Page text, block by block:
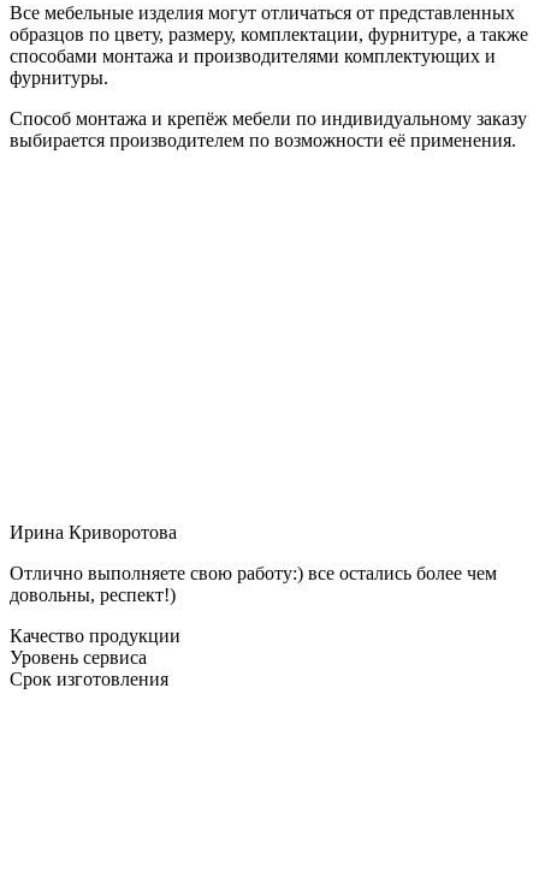
Все мебельные изделия могут отличаться от представленных
образцов по цвету, размеру, комплектации, фурнитуре, а также
способами монтажа и производителями комплектующих и
фурнитуры.
Способ монтажа и крепёж мебели по индивидуальному заказу
выбирается производителем по возможности её применения.
Ирина Криворотова
Отлично выполняете свою работу:) все остались более чем
довольны, респект!)
Качество продукции
Уровень сервиса
Срок изготовления